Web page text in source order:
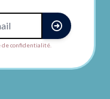
confidentialité.